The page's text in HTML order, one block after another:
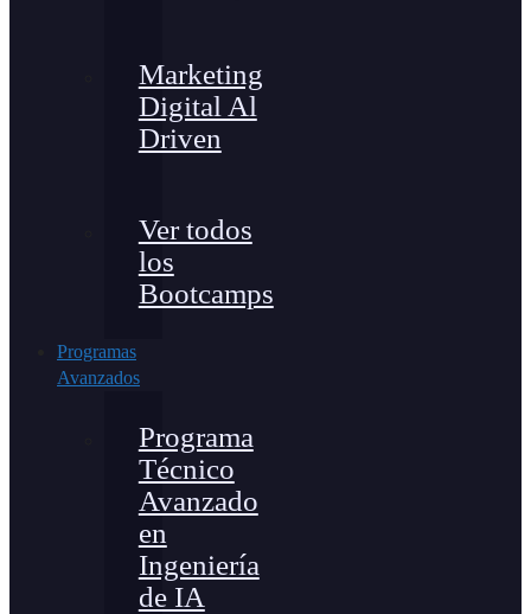
Marketing
Digital Al
Driven
Ver todos
los
Bootcamps
Programas
Avanzados
Programa
Técnico
Avanzado
en
Ingeniería
de IA